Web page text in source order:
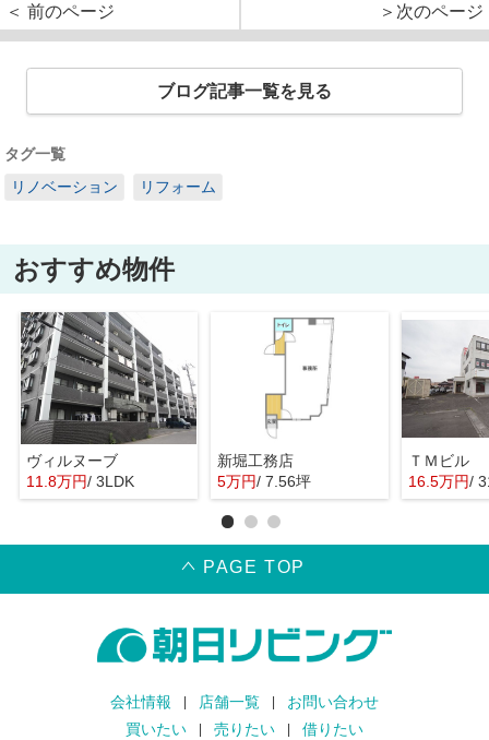
＜ 前のページ
＞次のページ
ブログ記事一覧を見る
タグ一覧
リノベーション
リフォーム
おすすめ物件
ヴィルヌーブ
11.8万円/ 3LDK
新堀工務店
5万円/ 7.56坪
ＴＭビル
16.5万円/
PAGE TOP
会社情報 店舗一覧
お問い合わせ
買いたい
売りたい
借りたい